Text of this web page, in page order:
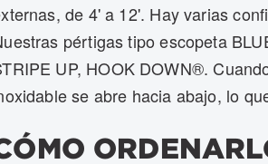
de 4' a 12'. Hay varias
pértigas tipo escopeta
UP, HOOK DOWN®.
se abre hacia abajo, lo